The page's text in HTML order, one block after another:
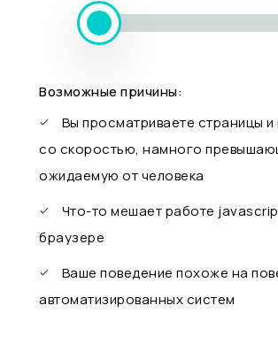
Возможные причины:
Вы просматриваете страницы и
со скоростью, намного
ожидаемую от человека
Что-то мешает работе
браузере
Ваше поведение похоже на
автоматизированных систем